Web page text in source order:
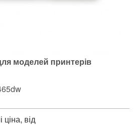
моделей принтерів
від